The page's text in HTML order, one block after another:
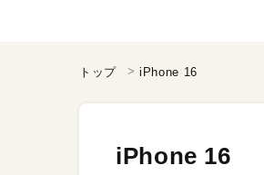
トップ iPhone 16
iPhone 16